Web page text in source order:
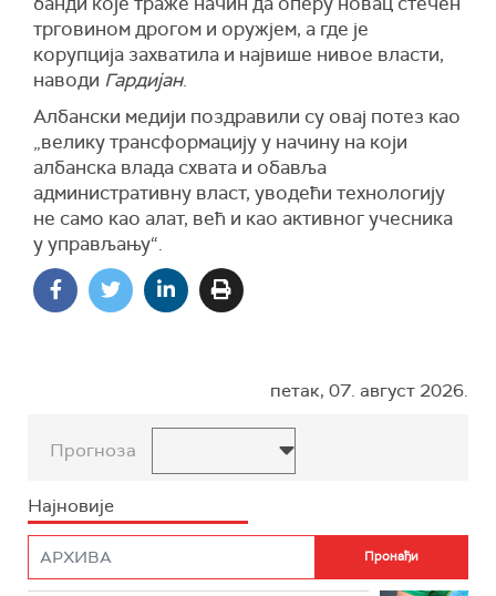
трговином дрогом и оружјем, а где је
корупција захватила и највише нивое власти,
наводи Гардијан.
Албански медији поздравили су овај потез као
„велику трансформацију у начину на који
албанска влада схвата и обавља
административну власт, уводећи технологију
не само као алат, већ и као активног учесника
у управљању“.
петак, 07. август 2026.
Прогноза
Најновије